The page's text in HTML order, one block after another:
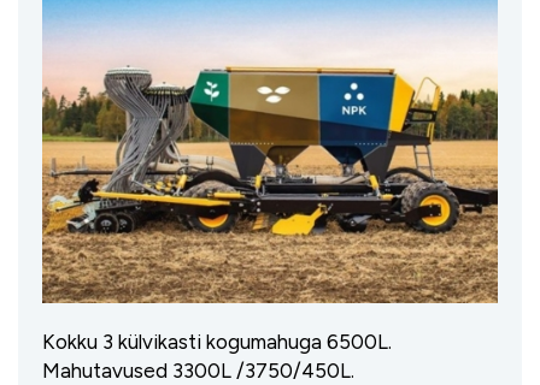
Kokku 3 külvikasti kogumahuga 6500L.
Mahutavused 3300L /3750/450L.